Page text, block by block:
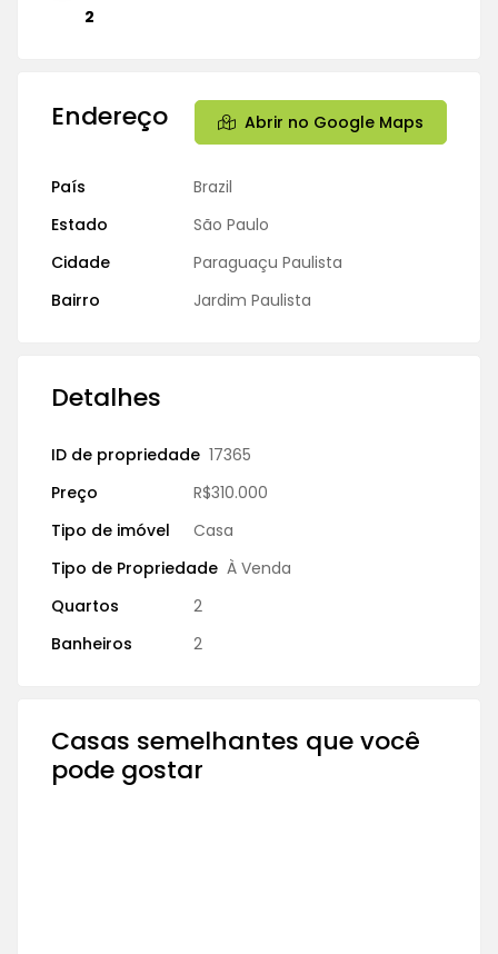
2
Endereço Abrir no Google Maps
País
Brazil
Estado
São Paulo
Cidade
Paraguaçu Paulista
Bairro
Jardim Paulista
Detalhes
ID de propriedade 17365
Preço
R$310.000
Tipo de imóvel
Casa
Tipo de Propriedade À Venda
Quartos
2
Banheiros
2
Casas semelhantes que você
pode gostar